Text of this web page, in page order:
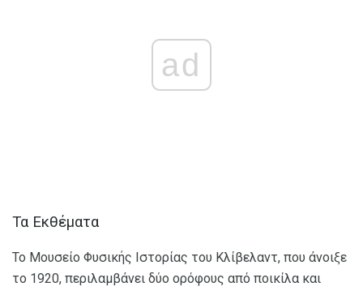
ad
Τα Εκθέματα
Το Μουσείο Φυσικής Ιστορίας του Κλίβελαντ, που άνοιξε
το 1920, περιλαμβάνει δύο ορόφους από ποικίλα και